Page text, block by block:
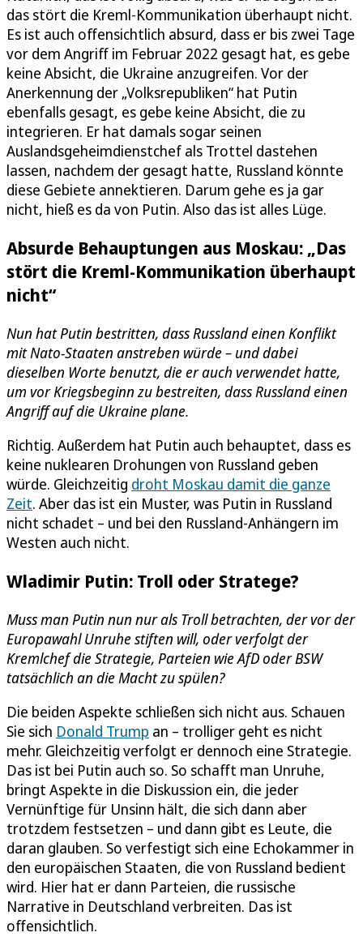
das stört die Kreml-Kommunikation überhaupt nicht.
Es ist auch offensichtlich absurd, dass er bis zwei Tage
vor dem Angriff im Februar 2022 gesagt hat, es gebe
keine Absicht, die Ukraine anzugreifen. Vor der
Anerkennung der „Volksrepubliken“ hat Putin
ebenfalls gesagt, es gebe keine Absicht, die zu
integrieren. Er hat damals sogar seinen
Auslandsgeheimdienstchef als Trottel dastehen
lassen, nachdem der gesagt hatte, Russland könnte
diese Gebiete annektieren. Darum gehe es ja gar
nicht, hieß es da von Putin. Also das ist alles Lüge.
Absurde Behauptungen aus Moskau: „Das
stört die Kreml-Kommunikation überhaupt
nicht“
Nun hat Putin bestritten, dass Russland einen Konflikt
mit Nato-Staaten anstreben würde – und dabei
dieselben Worte benutzt, die er auch verwendet hatte,
um vor Kriegsbeginn zu bestreiten, dass Russland einen
Angriff auf die Ukraine plane.
Richtig. Außerdem hat Putin auch behauptet, dass es
keine nuklearen Drohungen von Russland geben
würde. Gleichzeitig droht Moskau damit die ganze
Zeit. Aber das ist ein Muster, was Putin in Russland
nicht schadet – und bei den Russland-Anhängern im
Westen auch nicht.
Wladimir Putin: Troll oder Stratege?
Muss man Putin nun nur als Troll betrachten, der vor der
Europawahl Unruhe stiften will, oder verfolgt der
Kremlchef die Strategie, Parteien wie AfD oder BSW
tatsächlich an die Macht zu spülen?
Die beiden Aspekte schließen sich nicht aus. Schauen
Sie sich Donald Trump an – trolliger geht es nicht
mehr. Gleichzeitig verfolgt er dennoch eine Strategie.
Das ist bei Putin auch so. So schafft man Unruhe,
bringt Aspekte in die Diskussion ein, die jeder
Vernünftige für Unsinn hält, die sich dann aber
trotzdem festsetzen – und dann gibt es Leute, die
daran glauben. So verfestigt sich eine Echokammer in
den europäischen Staaten, die von Russland bedient
wird. Hier hat er dann Parteien, die russische
Narrative in Deutschland verbreiten. Das ist
offensichtlich.